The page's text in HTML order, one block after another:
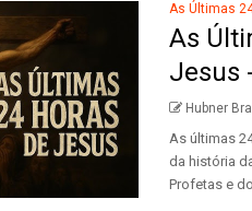
As Últimas
As
Jesus
Hubner
As últimas
da história
Profetas e